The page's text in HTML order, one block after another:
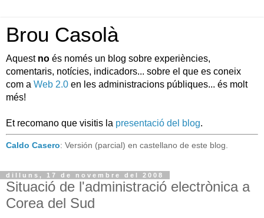
Brou Casolà
Aquest no és només un blog sobre experiències,
comentaris, notícies, indicadors... sobre el que es coneix
com a Web 2.0 en les administracions públiques... és molt
més!
Et recomano que visitis la presentació del blog.
Caldo Casero: Versión (parcial) en castellano de este blog.
dilluns, 17 de novembre del 2008
Situació de l'administració electrònica a
Corea del Sud